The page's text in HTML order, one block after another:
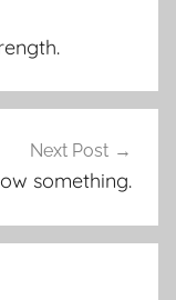
Next Post
something.